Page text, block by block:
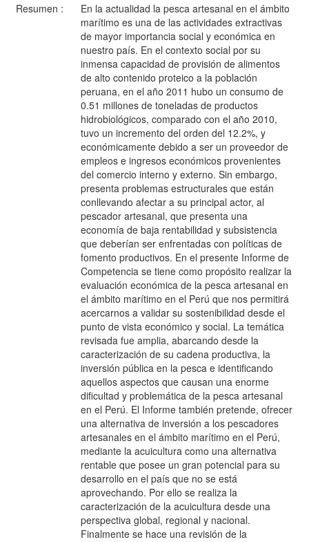
Resumen :
En la actualidad la pesca artesanal en el ámbito
marítimo es una de las actividades extractivas
de mayor importancia social y económica en
nuestro país. En el contexto social por su
inmensa capacidad de provisión de alimentos
de alto contenido proteico a la población
peruana, en el año 2011 hubo un consumo de
0.51 millones de toneladas de productos
hidrobiológicos, comparado con el año 2010,
tuvo un incremento del orden del 12.2%, y
económicamente debido a ser un proveedor de
empleos e ingresos económicos provenientes
del comercio interno y externo. Sin embargo,
presenta problemas estructurales que están
conllevando afectar a su principal actor, al
pescador artesanal, que presenta una
economía de baja rentabilidad y subsistencia
que deberían ser enfrentadas con políticas de
fomento productivos. En el presente Informe de
Competencia se tiene como propósito realizar la
evaluación económica de la pesca artesanal en
el ámbito marítimo en el Perú que nos permitirá
acercarnos a validar su sostenibilidad desde el
punto de vista económico y social. La temática
revisada fue amplia, abarcando desde la
caracterización de su cadena productiva, la
inversión pública en la pesca e identificando
aquellos aspectos que causan una enorme
dificultad y problemática de la pesca artesanal
en el Perú. El Informe también pretende, ofrecer
una alternativa de inversión a los pescadores
artesanales en el ámbito marítimo en el Perú,
mediante la acuicultura como una alternativa
rentable que posee un gran potencial para su
desarrollo en el país que no se está
aprovechando. Por ello se realiza la
caracterización de la acuicultura desde una
perspectiva global, regional y nacional.
Finalmente se hace una revisión de la